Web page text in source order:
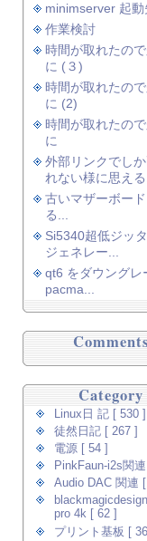
minimserver 起動
作業検討
時間が取れたの
に (３)
時間が取れたの
に (2)
時間が取れたの
に
外部リンクでし
れない様に思える
古いマザーボー
る...
Si5340超低ジッ
ジェネレー...
qt6 をダウングレ
pacma...
Comments
Category
Linux日 記 [ 530 ]
徒然日記 [ 267 ]
電源 [ 54 ]
PinkFaun-i2s関連
Audio DAC 関連 [
pro 4k [ 62 ]
プリント基板 [ 36